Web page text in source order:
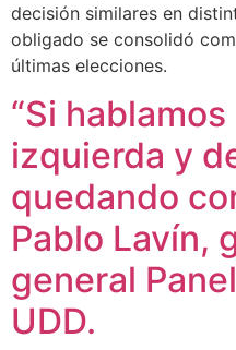
decisión similares en
obligado se consolidó
últimas elecciones.
“Si
izquierda y
quedando
Pablo Lavín,
general
UDD.